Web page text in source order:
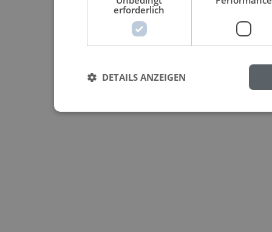
erforderlich
DETAILS ANZEIGEN